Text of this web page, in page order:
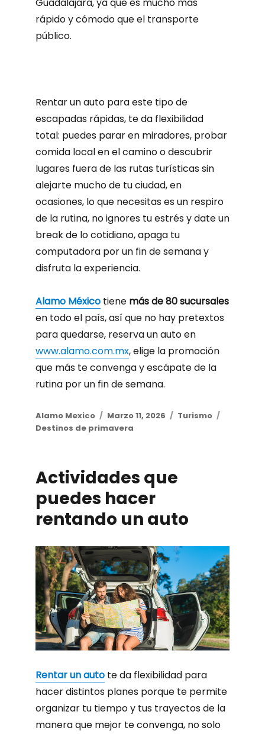
rápido y cómodo que el transporte
público.
Rentar un auto para este tipo de
escapadas rápidas, te da flexibilidad
total: puedes parar en miradores, probar
comida local en el camino o descubrir
lugares fuera de las rutas turísticas sin
alejarte mucho de tu ciudad, en
ocasiones, lo que necesitas es un respiro
de la rutina, no ignores tu estrés y date un
break de lo cotidiano, apaga tu
computadora por un fin de semana y
disfruta la experiencia.
Alamo Méxicotiene más de 80 sucursales
en todo el país, así que no hay pretextos
para quedarse, reserva un auto en
www.alamo.com.mx, elige la promoción
que más te convenga y escápate de la
rutina por un fin de semana.
Author
Alamo Mexico
Posted
on
Marzo 11, 2026 Categories
Turismo
Destinos de primavera
Actividades que
puedes hacer
rentando un auto
Rentar un autote da flexibilidad para
hacer distintos planes porque te permite
organizar tu tiempo y tus trayectos de la
manera que mejor te convenga, no solo